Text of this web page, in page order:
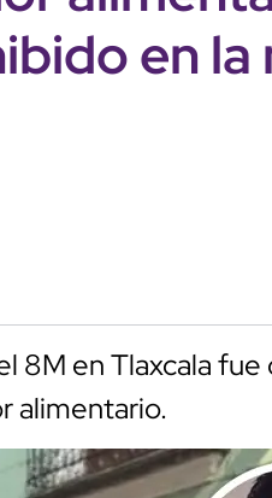
en la
8M en Tlaxcala
alimentario.